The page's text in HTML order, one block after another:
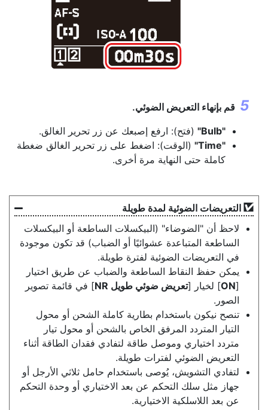
قم بإنهاء التعريض الضوئي.
"Bulb"
(فتح): ارفع إصبعك عن زر تحرير الغالق.
"Time"
(الوقت): اضغط على زر تحرير الغالق ضغطة
كاملة حتى النهاية مرة أخرى.
التعريضات الضوئية لمدة طويلة
لاحظ أن "الضوضاء" (البيكسلات الساطعة أو البيكسلات
الساطعة المتباعدة عشوائيًا أو الضباب) قد تكون موجودة
في التعريضات الضوئية لفترة طويلة.
يمكن حفظ النقاط الساطعة والضباب عن طريق اختيار
[
ON] لخيار [تعريض ضوئي طويل NR
] في قائمة تصوير
الصور.
تنصح نيكون باستخدام بطارية كاملة الشحن أو محول
التيار المتردد المرفق الخاص بالشحن أو محول تيار
متردد اختياري وموصل طاقة لتفادي فقدان الطاقة أثناء
التعريض الضوئي لفترات طويلة.
لتفادي التشويش، يُوصى باستخدام حامل ثلاثي الأرجل أو
جهاز مثل سلك التحكم عن بعد الاختياري أو وحدة التحكم
عن بعد اللاسلكية الاختيارية.